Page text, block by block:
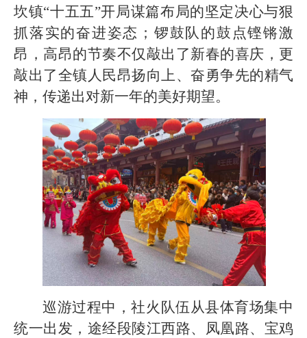
坎镇“十五五”开局谋篇布局的坚定决心与狠
抓落实的奋进姿态；锣鼓队的鼓点铿锵激
昂，高昂的节奏不仅敲出了新春的喜庆，更
敲出了全镇人民昂扬向上、奋勇争先的精气
神，传递出对新一年的美好期望。
巡游过程中，社火队伍从县体育场集中
统一出发，途经段陵江西路、凤凰路、宝鸡